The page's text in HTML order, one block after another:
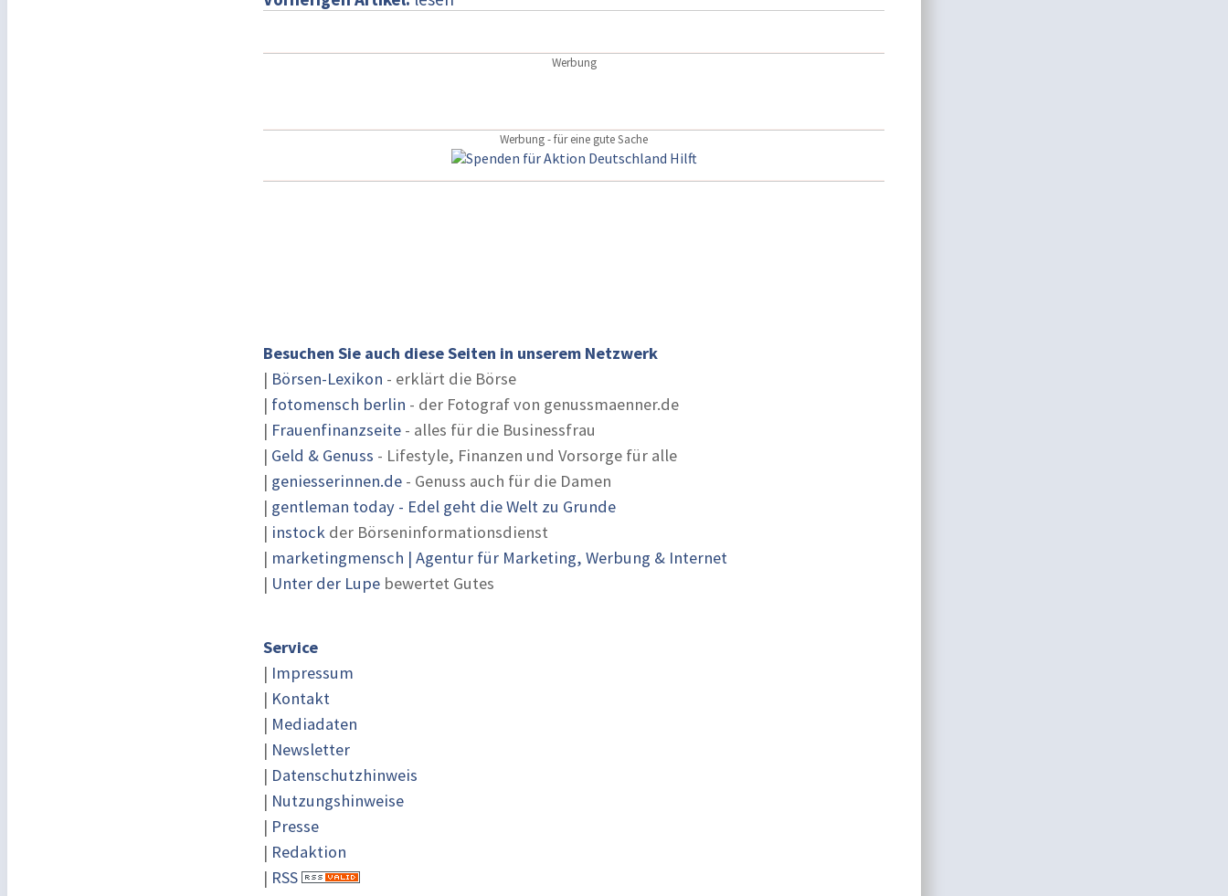
Werbung
Werbung - für eine gute Sache
Besuchen Sie auch diese Seiten in unserem Netzwerk
| Börsen-Lexikon - erklärt die Börse
| fotomensch berlin - der Fotograf von genussmaenner.de
| Frauenfinanzseite - alles für die Businessfrau
| Geld & Genuss - Lifestyle, Finanzen und Vorsorge für alle
| geniesserinnen.de - Genuss auch für die Damen
| gentleman today - Edel geht die Welt zu Grunde
| instock der Börseninformationsdienst
| marketingmensch | Agentur für Marketing, Werbung & Internet
| Unter der Lupe bewertet Gutes
Service
| Impressum
| Kontakt
| Mediadaten
| Newsletter
| Datenschutzhinweis
| Nutzungshinweise
| Presse
| Redaktion
| RSS